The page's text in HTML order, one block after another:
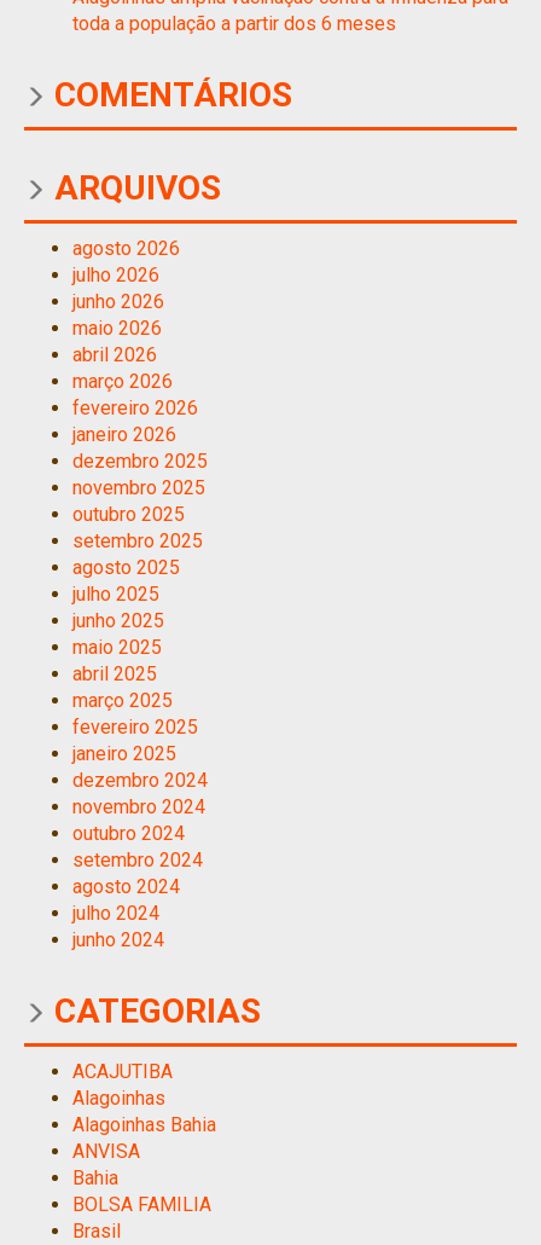
toda a população a partir dos 6 meses
COMENTÁRIOS
ARQUIVOS
agosto 2026
julho 2026
junho 2026
maio 2026
abril 2026
março 2026
fevereiro 2026
janeiro 2026
dezembro 2025
novembro 2025
outubro 2025
setembro 2025
agosto 2025
julho 2025
junho 2025
maio 2025
abril 2025
março 2025
fevereiro 2025
janeiro 2025
dezembro 2024
novembro 2024
outubro 2024
setembro 2024
agosto 2024
julho 2024
junho 2024
CATEGORIAS
ACAJUTIBA
Alagoinhas
Alagoinhas Bahia
ANVISA
Bahia
BOLSA FAMILIA
Brasil